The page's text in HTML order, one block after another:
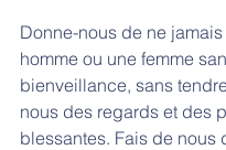
Donne-nous de ne
homme ou une femme
bienveillance, sans
nous des regards et des
blessantes. Fais de nous